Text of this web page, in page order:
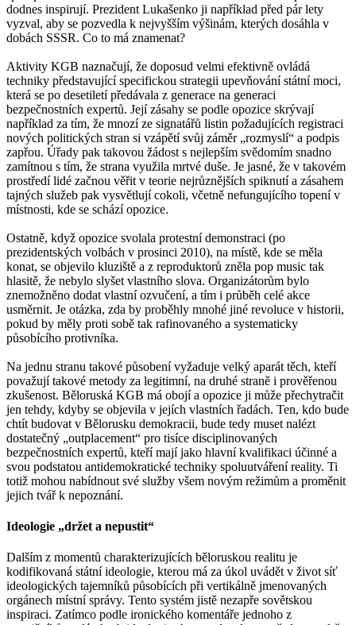
dodnes inspirují. Prezident Lukašenko ji například před pár lety
vyzval, aby se pozvedla k nejvyšším výšinám, kterých dosáhla v
dobách SSSR. Co to má znamenat?
Aktivity KGB naznačují, že doposud velmi efektivně ovládá
techniky představující specifickou strategii upevňování státní moci,
která se po desetiletí předávala z generace na generaci
bezpečnostních expertů. Její zásahy se podle opozice skrývají
například za tím, že mnozí ze signatářů listin požadujících registraci
nových politických stran si vzápětí svůj záměr „rozmyslí“ a podpis
zapřou. Úřady pak takovou žádost s nejlepším svědomím snadno
zamítnou s tím, že strana využila mrtvé duše. Je jasné, že v takovém
prostředí lidé začnou věřit v teorie nejrůznějších spiknutí a zásahem
tajných služeb pak vysvětlují cokoli, včetně nefungujícího topení v
místnosti, kde se schází opozice.
Ostatně, když opozice svolala protestní demonstraci (po
prezidentských volbách v prosinci 2010), na místě, kde se měla
konat, se objevilo kluziště a z reproduktorů zněla pop music tak
hlasitě, že nebylo slyšet vlastního slova. Organizátorům bylo
znemožněno dodat vlastní ozvučení, a tím i průběh celé akce
usměrnit. Je otázka, zda by proběhly mnohé jiné revoluce v historii,
pokud by měly proti sobě tak rafinovaného a systematicky
působícího protivníka.
Na jednu stranu takové působení vyžaduje velký aparát těch, kteří
považují takové metody za legitimní, na druhé straně i prověřenou
zkušenost. Běloruská KGB má obojí a opozice ji může přechytračit
jen tehdy, kdyby se objevila v jejích vlastních řadách. Ten, kdo bude
chtít budovat v Bělorusku demokracii, bude tedy muset nalézt
dostatečný „outplacement“ pro tisíce disciplinovaných
bezpečnostních expertů, kteří mají jako hlavní kvalifikaci účinné a
svou podstatou antidemokratické techniky spoluutváření reality. Ti
totiž mohou nabídnout své služby všem novým režimům a proměnit
jejich tvář k nepoznání.
Ideologie „držet a nepustit“
Dalším z momentů charakterizujících běloruskou realitu je
kodifikovaná státní ideologie, kterou má za úkol uvádět v život síť
ideologických tajemníků působících při vertikálně jmenovaných
orgánech místní správy. Tento systém jistě nezapře sovětskou
inspiraci. Zatímco podle ironického komentáře jednoho z